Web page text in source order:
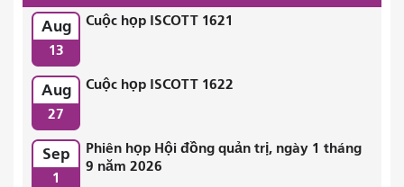
Aug
13
Cuộc họp ISCOTT 1621
Aug
27
Cuộc họp ISCOTT 1622
Sep
1
Phiên họp Hội đồng quản trị, ngày 1 tháng
9 năm 2026